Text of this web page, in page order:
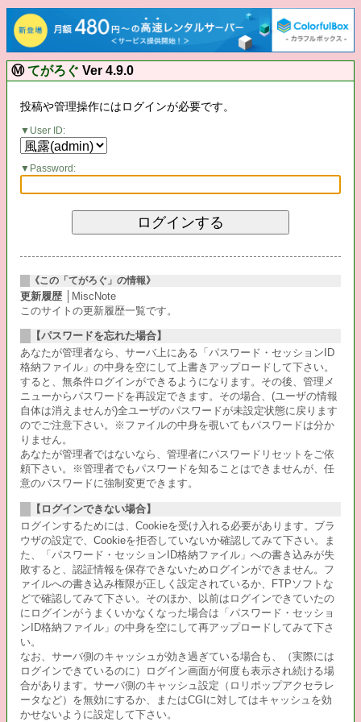
Ⓜてがろぐ Ver 4.9.0
投稿や管理操作にはログインが必要です。
User ID:
Password:
《この「てがろぐ」の情報》
更新履歴 │MiscNote
このサイトの更新履歴一覧です。
【パスワードを忘れた場合】
あなたが管理者なら、サーバ上にある「パスワード・セッションID
格納ファイル」の中身を空にして上書きアップロードして下さい。
すると、無条件ログインができるようになります。その後、管理メ
ニューからパスワードを再設定できます。その場合、(ユーザの情報
自体は消えませんが)全ユーザのパスワードが未設定状態に戻ります
のでご注意下さい。※ファイルの中身を覗いてもパスワードは分か
りません。
あなたが管理者ではないなら、管理者にパスワードリセットをご依
頼下さい。※管理者でもパスワードを知ることはできませんが、任
意のパスワードに強制変更できます。
【ログインできない場合】
ログインするためには、Cookieを受け入れる必要があります。ブラ
ウザの設定で、Cookieを拒否していないか確認してみて下さい。ま
た、「パスワード・セッションID格納ファイル」への書き込みが失
敗すると、認証情報を保存できないためログインができません。フ
ァイルへの書き込み権限が正しく設定されているか、FTPソフトな
どで確認してみて下さい。そのほか、以前はログインできていたの
にログインがうまくいかなくなった場合は「パスワード・セッショ
ンID格納ファイル」の中身を空にして再アップロードしてみて下さ
い。
なお、サーバ側のキャッシュが効き過ぎている場合も、（実際には
ログインできているのに）ログイン画面が何度も表示され続ける場
合があります。サーバ側のキャッシュ設定（ロリポップアクセラレ
ータなど）を無効にするか、またはCGIに対してはキャッシュを効
かせないように設定して下さい。